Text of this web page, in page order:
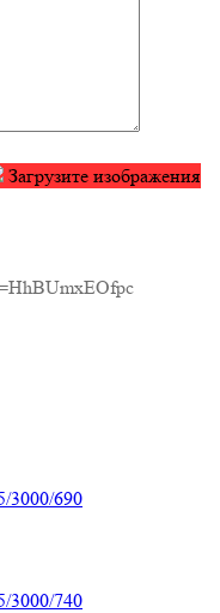
Загрузите изображения
3000/690
3000/740